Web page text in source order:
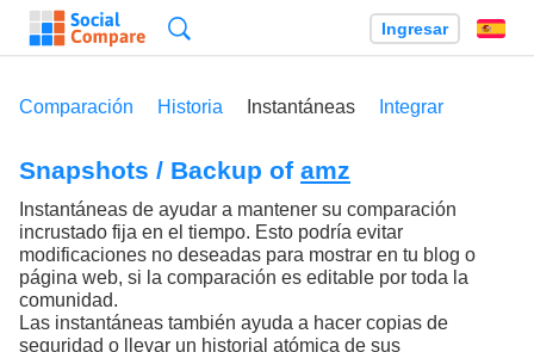
Ingresar
Comparación Historia Instantáneas Integrar
Snapshots / Backup of amz
Instantáneas de ayudar a mantener su comparación
incrustado fija en el tiempo. Esto podría evitar
modificaciones no deseadas para mostrar en tu blog o
página web, si la comparación es editable por toda la
comunidad.
Las instantáneas también ayuda a hacer copias de
seguridad o llevar un historial atómica de sus